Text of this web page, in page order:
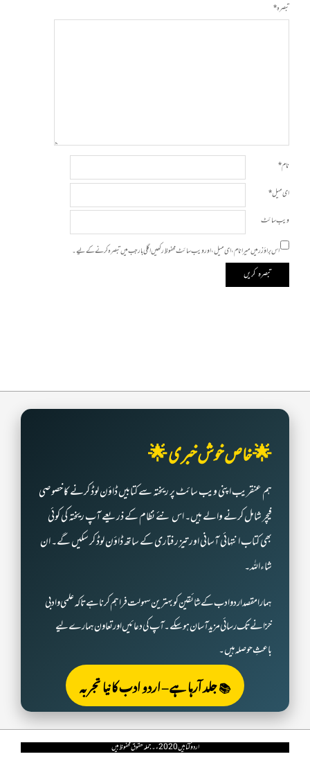
تبصرہ*
نام*
ای میل*
ویب‌ سائٹ
اس براؤزر میں میرا نام، ای میل، اور ویب سائٹ محفوظ رکھیں اگلی بار جب میں تبصرہ کرنے کےلیے۔
🌟 خاص خوش خبری 🌟
ہم عنقریب اپنی ویب سائٹ پر ریختہ سے کتابیں ڈاؤن لوڈ کرنے کا خصوصی
فیچر شامل کرنے والے ہیں۔ اس نئے نظام کے ذریعے آپ ریختہ کی کوئی
بھی کتاب انتہائی آسانی اور تیز رفتاری کے ساتھ ڈاؤن لوڈ کر سکیں گے۔ ان
شاءاللہ۔
ہمارا مقصد اردو ادب کے شائقین کو بہترین سہولت فراہم کرنا ہے تاکہ علمی و ادبی
خزانے تک رسائی مزید آسان ہو سکے۔ آپ کی دعائیں اور تعاون ہمارے لیے
باعثِ حوصلہ ہیں۔
📚 جلد آرہا ہے – اردو ادب کا نیا تجربہ
اردو کتابیں 2020ء۔ جملہ حقوق محفوظ ہیں